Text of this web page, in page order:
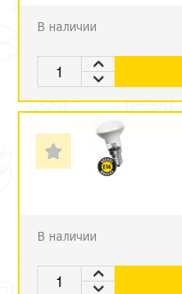
В наличии
В наличии